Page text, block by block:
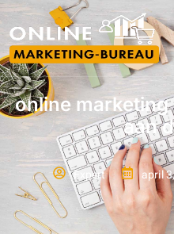
online
aan
Expert april